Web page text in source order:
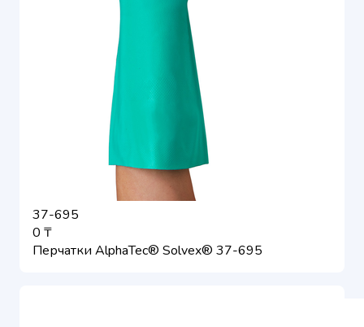
37-695
0 ₸
Перчатки AlphaTec® Solvex® 37-695